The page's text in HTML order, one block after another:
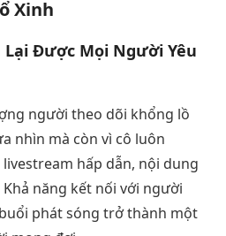
Xinh
Lại Được Mọi Người Yêu
người theo dõi khổng lồ
nhìn mà còn vì cô luôn
hấp dẫn, nội dung
năng kết nối với người
phát sóng trở thành một